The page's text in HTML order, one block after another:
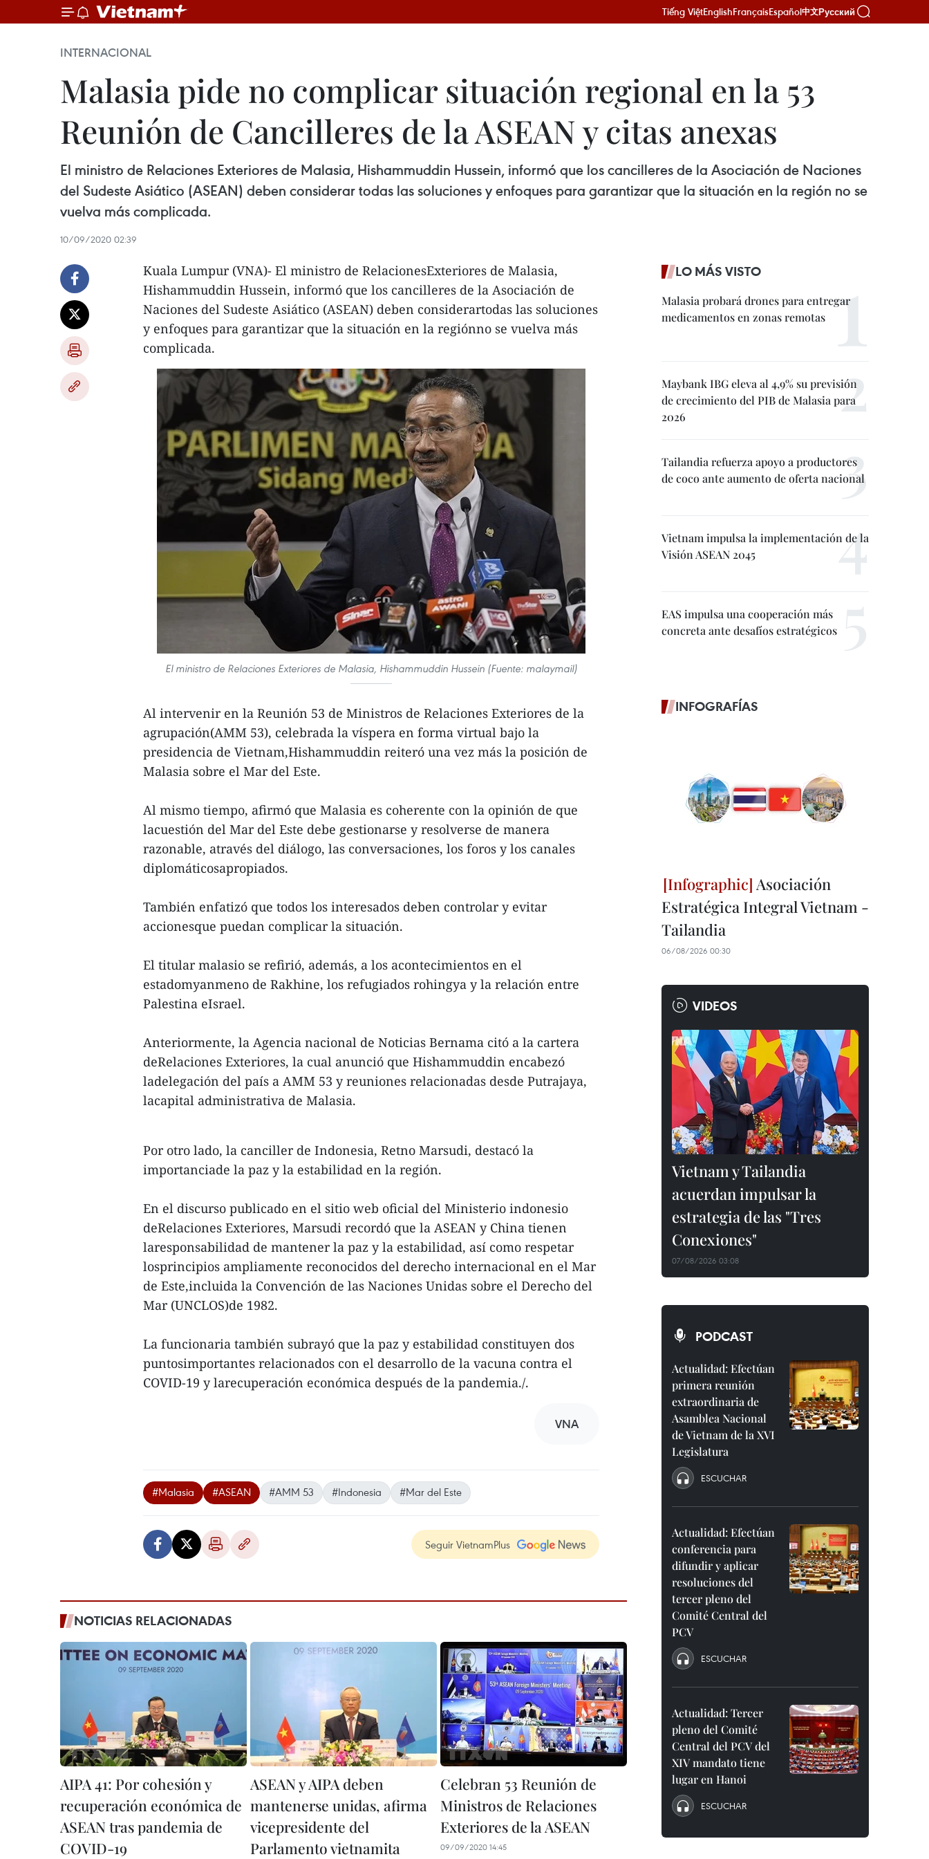
Tiếng ViệtEnglishFrançaisEspañol中文Русский
INTERNACIONAL
Malasia pide no complicar situación regional en la 53
Reunión de Cancilleres de la ASEAN y citas anexas
El ministro de Relaciones Exteriores de Malasia, Hishammuddin Hussein, informó que los cancilleres de la Asociación de Naciones
del Sudeste Asiático (ASEAN) deben considerar todas las soluciones y enfoques para garantizar que la situación en la región no se
vuelva más complicada.
10/09/2020 02:39
Kuala Lumpur (VNA)- El ministro de RelacionesExteriores de Malasia,
Hishammuddin Hussein, informó que los cancilleres de la Asociación de
Naciones del Sudeste Asiático (ASEAN) deben considerartodas las soluciones
y enfoques para garantizar que la situación en la regiónno se vuelva más
complicada.
El ministro de Relaciones Exteriores de Malasia, Hishammuddin Hussein (Fuente: malaymail)
Al intervenir en la Reunión 53 de Ministros de Relaciones Exteriores de la
agrupación(AMM 53), celebrada la víspera en forma virtual bajo la
presidencia de Vietnam,Hishammuddin reiteró una vez más la posición de
Malasia sobre el Mar del Este.
Al mismo tiempo, afirmó que Malasia es coherente con la opinión de que
lacuestión del Mar del Este debe gestionarse y resolverse de manera
razonable, através del diálogo, las conversaciones, los foros y los canales
diplomáticosapropiados.
También enfatizó que todos los interesados deben controlar y evitar
accionesque puedan complicar la situación.
El titular malasio se refirió, además, a los acontecimientos en el
estadomyanmeno de Rakhine, los refugiados rohingya y la relación entre
Palestina eIsrael.
Anteriormente, la Agencia nacional de Noticias Bernama citó a la cartera
deRelaciones Exteriores, la cual anunció que Hishammuddin encabezó
ladelegación del país a AMM 53 y reuniones relacionadas desde Putrajaya,
lacapital administrativa de Malasia.
Por otro lado, la canciller de Indonesia, Retno Marsudi, destacó la
importanciade la paz y la estabilidad en la región.
En el discurso publicado en el sitio web oficial del Ministerio indonesio
deRelaciones Exteriores, Marsudi recordó que la ASEAN y China tienen
laresponsabilidad de mantener la paz y la estabilidad, así como respetar
losprincipios ampliamente reconocidos del derecho internacional en el Mar
de Este,incluida la Convención de las Naciones Unidas sobre el Derecho del
Mar (UNCLOS)de 1982.
La funcionaria también subrayó que la paz y estabilidad constituyen dos
puntosimportantes relacionados con el desarrollo de la vacuna contra el
COVID-19 y larecuperación económica después de la pandemia./.
VNA
#Malasia #ASEAN #AMM 53 #Indonesia #Mar del Este
Seguir VietnamPlus
NOTICIAS RELACIONADAS
AIPA 41: Por cohesión y
recuperación económica de
ASEAN tras pandemia de
COVID-19
ASEAN y AIPA deben
mantenerse unidas, afirma
vicepresidente del
Parlamento vietnamita
Celebran 53 Reunión de
Ministros de Relaciones
Exteriores de la ASEAN
09/09/2020 14:45
LO MÁS VISTO
Malasia probará drones para entregar
medicamentos en zonas remotas
Maybank IBG eleva al 4,9% su previsión
de crecimiento del PIB de Malasia para
2026
Tailandia refuerza apoyo a productores
de coco ante aumento de oferta nacional
Vietnam impulsa la implementación de la
Visión ASEAN 2045
EAS impulsa una cooperación más
concreta ante desafíos estratégicos
INFOGRAFÍAS
Asociación
Estratégica Integral Vietnam -
Tailandia
06/08/2026 00:30
VIDEOS
Vietnam y Tailandia
acuerdan impulsar la
estrategia de las "Tres
Conexiones"
07/08/2026 03:08
PODCAST
Actualidad: Efectúan
primera reunión
extraordinaria de
Asamblea Nacional
de Vietnam de la XVI
Legislatura
ESCUCHAR
Actualidad: Efectúan
conferencia para
difundir y aplicar
resoluciones del
tercer pleno del
Comité Central del
PCV
ESCUCHAR
Actualidad: Tercer
pleno del Comité
Central del PCV del
XIV mandato tiene
lugar en Hanoi
ESCUCHAR